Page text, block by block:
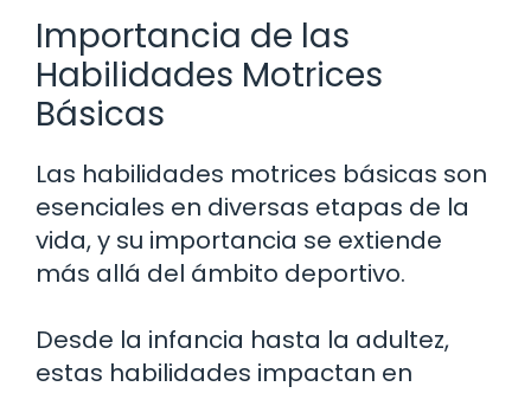
Importancia de las
Habilidades Motrices
Básicas
Las habilidades motrices básicas son
esenciales en diversas etapas de la
vida, y su importancia se extiende
más allá del ámbito deportivo.
Desde la infancia hasta la adultez,
estas habilidades impactan en